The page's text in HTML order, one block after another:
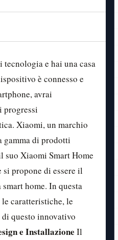
tecnologia e hai una casa
è connesso e
avrai
progressi
Xiaomi, un marchio
gamma di prodotti
Xiaomi Smart Home
propone di essere il
home. In questa
caratteristiche, le
questo innovativo
e Installazione Il